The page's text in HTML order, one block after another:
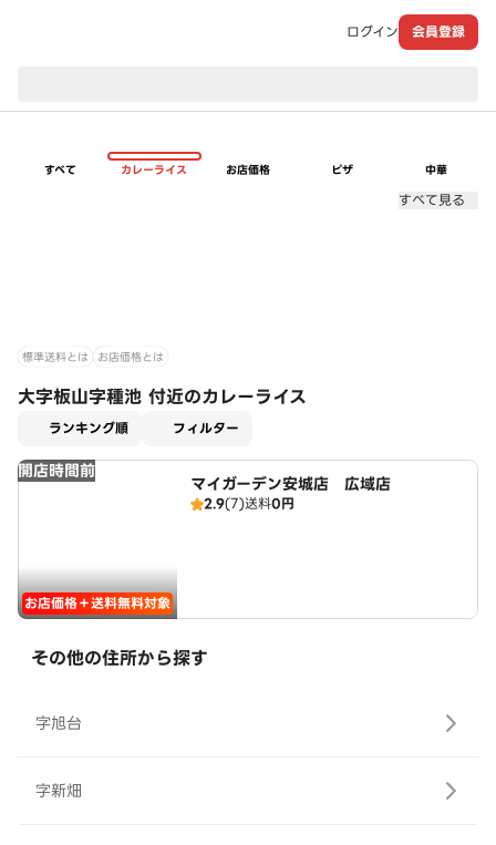
ログイン 会員登録
すべて カレーライス お店価格 ピザ 中華
すべて見る
標準送料とは お店価格とは
大字板山字種池 付近のカレーライス
ランキング順 フィルター
開店時間前
お店価格＋送料無料対象
マイガーデン安城店 広域店
2.9(7)送料0円
その他の住所から探す
字旭台
字新畑